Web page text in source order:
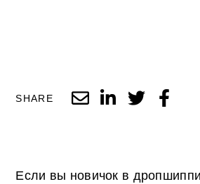
SHARE
Если вы новичок в